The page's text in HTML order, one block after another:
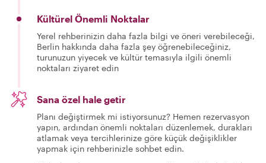
Kültürel Önemli Noktalar
Yerel rehberinizin daha fazla bilgi ve öneri verebileceği,
Berlin hakkında daha fazla şey öğrenebileceğiniz,
turunuzun yiyecek ve kültür temasıyla ilgili önemli
noktaları ziyaret edin
Sana özel hale getir
Planı değiştirmek mi istiyorsunuz? Hemen rezervasyon
yapın, ardından önemli noktaları düzenlemek, durakları
atlamak veya tercihlerinize göre küçük değişiklikler
yapmak için rehberinizle sohbet edin.